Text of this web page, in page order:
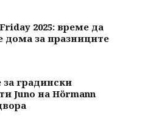
2025: време да
дома за празниците
градински
Juno на Hörmann